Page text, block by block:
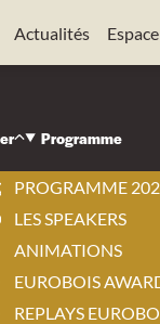
Actualités
?
EUROBOIS
VISITER ?
BY
EXPOSANTS
NOUVEAUTÉS
PRODUITS
Programme
PROGRAMME
LES SPEAKERS
ANIMATIONS
EUROBOIS
REPLAYS